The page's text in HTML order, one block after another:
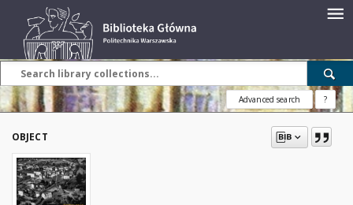
Advanced search ?
OBJECT